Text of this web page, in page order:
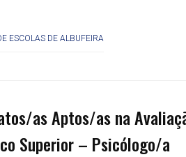
ESCOLAS DE ALBUFEIRA
as Aptos/as na
Superior – Psicólogo/a